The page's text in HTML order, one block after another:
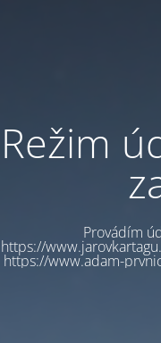
Režim
Provádím
https://
https://www.adam-